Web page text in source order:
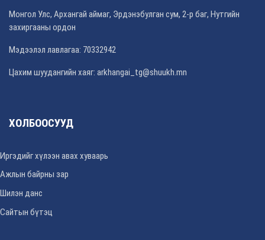
Монгол Улс, Архангай аймаг, Эрдэнэбулган сум, 2-р баг, Нутгийн
захиргааны ордон
Мэдээлэл лавлагаа: 70332942
Цахим шуудангийн хаяг: arkhangai_tg@shuukh.mn
ХОЛБООСУУД
Иргэдийг хүлээн авах хуваарь
Ажлын байрны зар
Шилэн данс
Сайтын бүтэц